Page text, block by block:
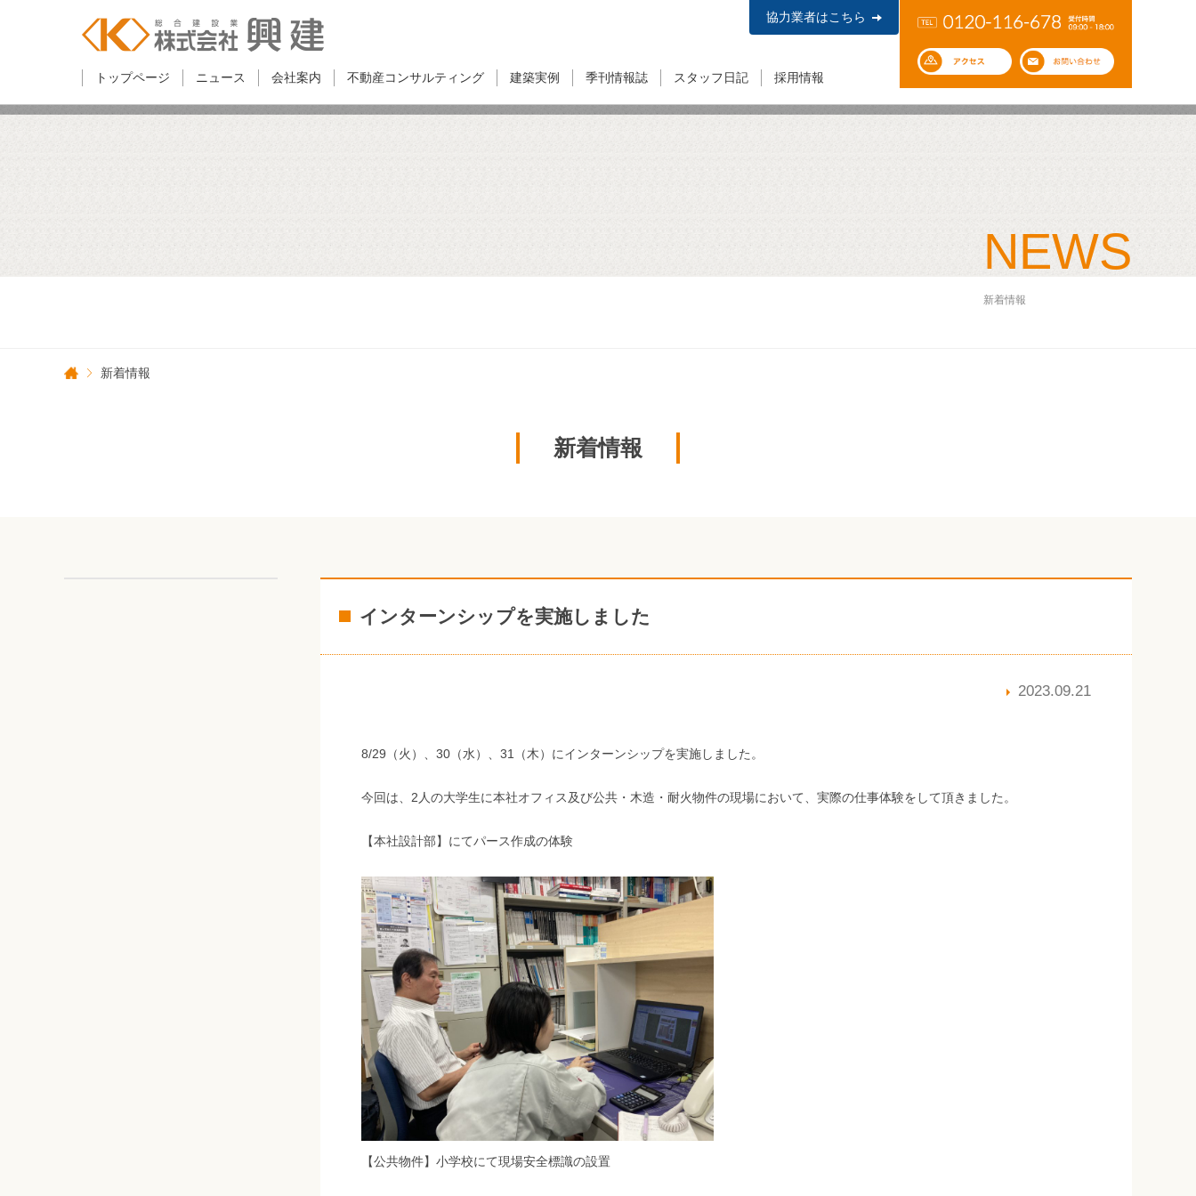
協力業者はこちら
トップページ ニュース 会社案内 不動産コンサルティング 建築実例 季刊情報誌 スタッフ日記 採用情報
NEWS
新着情報
新着情報
新着情報
インターンシップを実施しました
2023.09.21
8/29（火）、30（水）、31（木）にインターンシップを実施しました。
今回は、2人の大学生に本社オフィス及び公共・木造・耐火物件の現場において、実際の仕事体験をして頂きました。
【本社設計部】にてパース作成の体験
【公共物件】小学校にて現場安全標識の設置